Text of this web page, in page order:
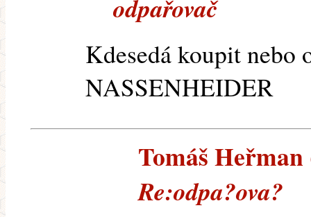
odpařovač
Kdesedá koupit nebo
NASSENHEIDER
Tomáš
Re:odpa?ova?